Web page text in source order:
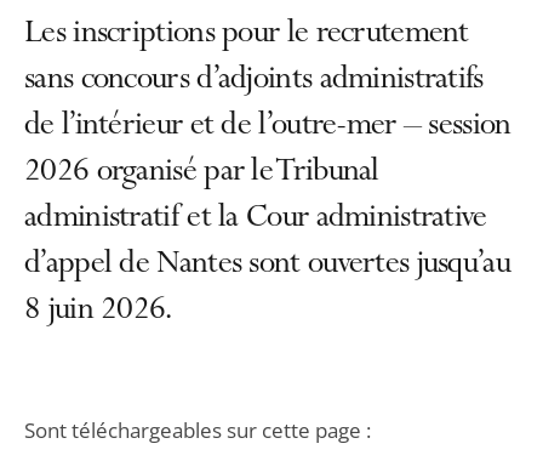
Les inscriptions pour le recrutement
sans concours d’adjoints administratifs
de l’intérieur et de l’outre-mer – session
2026 organisé par le Tribunal
administratif et la Cour administrative
d’appel de Nantes sont ouvertes jusqu’au
8 juin 2026.
Sont téléchargeables sur cette page :